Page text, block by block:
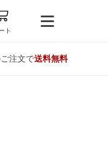
ト
注文で送料無料